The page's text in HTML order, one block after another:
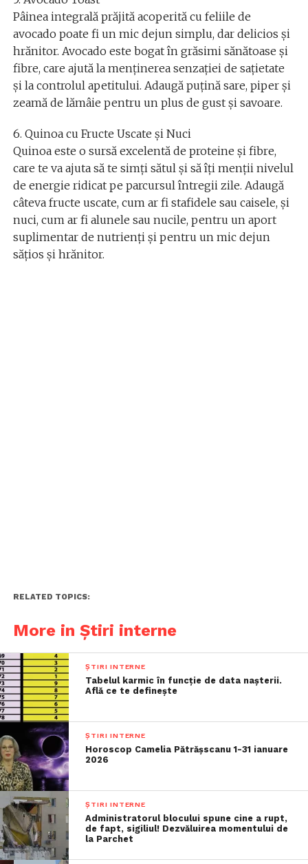
Pâinea integrală prăjită acoperită cu feliile de
avocado poate fi un mic dejun simplu, dar delicios și
hrănitor. Avocado este bogat în grăsimi sănătoase și
fibre, care ajută la menținerea senzației de sațietate
și la controlul apetitului. Adaugă puțină sare, piper și
zeamă de lămâie pentru un plus de gust și savoare.
6. Quinoa cu Fructe Uscate și Nuci
Quinoa este o sursă excelentă de proteine și fibre,
care te va ajuta să te simți sătul și să îți menții nivelul
de energie ridicat pe parcursul întregii zile. Adaugă
câteva fructe uscate, cum ar fi stafidele sau caisele, și
nuci, cum ar fi alunele sau nucile, pentru un aport
suplimentar de nutrienți și pentru un mic dejun
sățios și hrănitor.
RELATED TOPICS:
More in Știri interne
ȘTIRI INTERNE
Tabelul karmic în funcție de data nașterii.
Află ce te definește
ȘTIRI INTERNE
Horoscop Camelia Pătrășscanu 1-31 ianuare
2026
ȘTIRI INTERNE
Administratorul blocului spune cine a rupt,
de fapt, sigiliul! Dezvăluirea momentului de
la Parchet